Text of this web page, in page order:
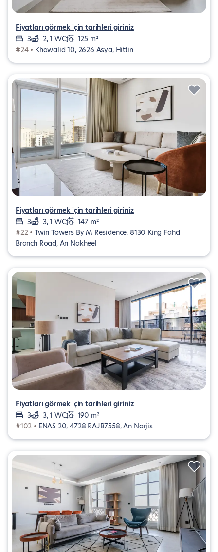
Fiyatları görmek için tarihleri giriniz
3
2, 1 WC
125 m²
#24 • Khawalid 10, 2626 Asya, Hittin
Fiyatları görmek için tarihleri giriniz
3
3, 1 WC
147 m²
#22 • Twin Towers By M Residence, 8130 King Fahd
Branch Road, An Nakheel
Fiyatları görmek için tarihleri giriniz
3
3, 1 WC
190 m²
#102 • ENAS 20, 4728 RAJB7558, An Narjis